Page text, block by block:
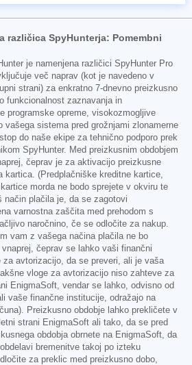
različica SpyHunterja: Pomembni
je namenjena različici SpyHunter Pro
več naprav (kot je navedeno v
strani) za enkratno 7-dnevno preizkusno
funkcionalnost zaznavanja in
programske opreme, visokozmogljive
sistema pred grožnjami zlonamerne
do naše ekipe za tehnično podporo prek
SpyHunter. Med preizkusnim obdobjem
čeprav je za aktivacijo preizkusne
kartica. (Predplačniške kreditne kartice,
morda ne bodo sprejete v okviru te
način plačila je, da se zagotovi
varnostna zaščita med prehodom s
naročnino, če se odločite za nakup.
vam z vašega načina plačila ne bo
čeprav se lahko vaši finančni
avtorizacijo, da se preveri, ali je vaša
vloge za avtorizacijo niso zahteve za
EnigmaSoft, vendar se lahko, odvisno od
vaše finančne institucije, odražajo na
Preizkusno obdobje lahko prekličete v
strani EnigmaSoft ali tako, da se pred
obdobja obrnete na EnigmaSoft, da
bremenitve takoj po izteku
za preklic med preizkusno dobo,